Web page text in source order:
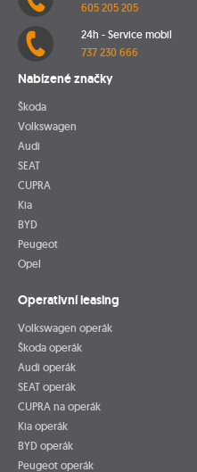
605 205 205
24h - Service mobil
737 230 666
Nabízené značky
Škoda
Volkswagen
Audi
SEAT
CUPRA
Kia
BYD
Peugeot
Opel
Operativní leasing
Volkswagen operák
Škoda operák
Audi operák
SEAT operák
CUPRA na operák
Kia operák
BYD operák
Peugeot operák